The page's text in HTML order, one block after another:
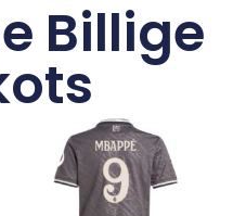
Billige